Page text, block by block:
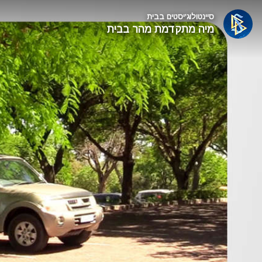
סיינטולוג'יסטים בבית
מיה מתקדמת מהר בבית